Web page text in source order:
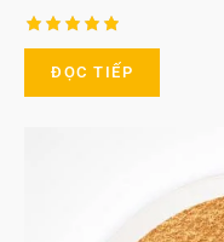
Được xếp
hạngĐỌC TIẾP